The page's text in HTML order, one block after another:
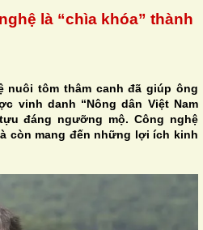
là “chìa khóa” thành
nuôi tôm thâm canh đã giúp ông
vinh danh “Nông dân Việt Nam
đáng ngưỡng mộ. Công nghệ
còn mang đến những lợi ích kinh